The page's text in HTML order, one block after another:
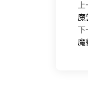
上
魔
下
魔